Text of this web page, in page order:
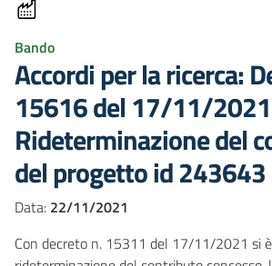
Bando
Accordi per la ricerca:
15616 del 17/11/
Rideterminazione del
del progetto id 243643
Data: 22/11/2021
Con decreto n. 15311 del 17/11/2021 si